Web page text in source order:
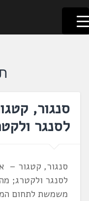
דלג
לתוכן
לשוניאדה
עברית. לשון. שפה
סנגור,
לסנגר
סנגור, קטגור –
לסנגר ולקטרג;
משמשת לתחום